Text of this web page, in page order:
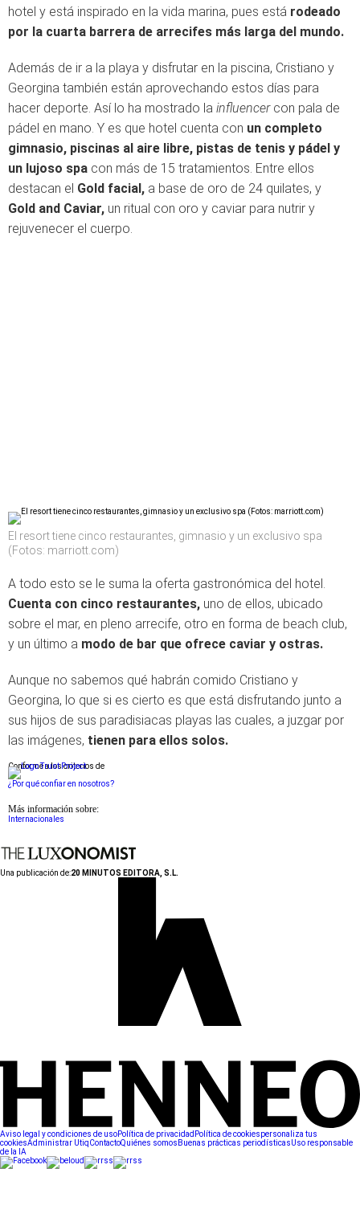
hotel y está inspirado en la vida marina, pues está rodeado
por la cuarta barrera de arrecifes más larga del mundo.
Además de ir a la playa y disfrutar en la piscina, Cristiano y
Georgina también están aprovechando estos días para
hacer deporte. Así lo ha mostrado la influencercon pala de
pádel en mano. Y es que hotel cuenta con un completo
gimnasio, piscinas al aire libre, pistas de tenis y pádel y
un lujoso spa con más de 15 tratamientos. Entre ellos
destacan el Gold facial, a base de oro de 24 quilates, y
Gold and Caviar, un ritual con oro y caviar para nutrir y
rejuvenecer el cuerpo.
El resort tiene cinco restaurantes, gimnasio y un exclusivo spa
(Fotos: marriott.com)
A todo esto se le suma la oferta gastronómica del hotel.
Cuenta con cinco restaurantes, uno de ellos, ubicado
sobre el mar, en pleno arrecife, otro en forma de beach club,
y un último a modo de bar que ofrece caviar y ostras.
Aunque no sabemos qué habrán comido Cristiano y
Georgina, lo que si es cierto es que está disfrutando junto a
sus hijos de sus paradisiacas playas las cuales, a juzgar por
las imágenes, tienen para ellos solos.
Conforme a los criterios de
¿Por qué confiar en nosotros?
Más información sobre:
Internacionales
Una publicación de:20 MINUTOS EDITORA, S.L.
Aviso legal y condiciones de usoPolítica de privacidad Política de cookiespersonaliza tus
cookiesAdministrar UtiqContactoQuiénes somos Buenas prácticas periodísticasUso responsable
de la IA